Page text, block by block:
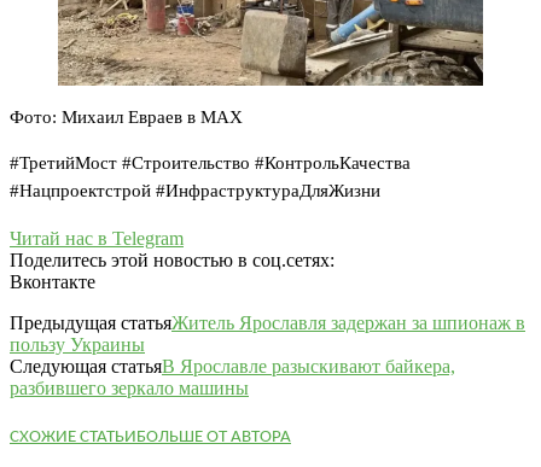
Фото: Михаил Евраев в МАХ
#ТретийМост #Строительство #КонтрольКачества
#Нацпроектстрой #ИнфраструктураДляЖизни
Читай нас в Telegram
Поделитесь этой новостью в соц.сетях:
Вконтакте
Предыдущая статьяЖитель Ярославля задержан за шпионаж в
пользу Украины
Следующая статьяВ Ярославле разыскивают байкера,
разбившего зеркало машины
СХОЖИЕ СТАТЬИ БОЛЬШЕ ОТ АВТОРА